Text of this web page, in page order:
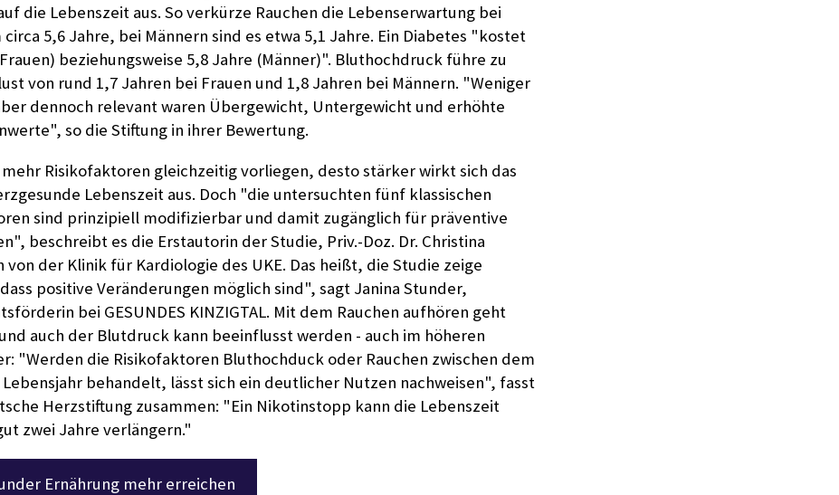
die Lebenszeit aus. So verkürze Rauchen die Lebenserwartung bei
circa 5,6 Jahre, bei Männern sind es etwa 5,1 Jahre. Ein Diabetes "kostet
beziehungsweise 5,8 Jahre (Männer)". Bluthochdruck führe zu
von rund 1,7 Jahren bei Frauen und 1,8 Jahren bei Männern. "Weniger
dennoch relevant waren Übergewicht, Untergewicht und erhöhte
so die Stiftung in ihrer Bewertung.
mehr Risikofaktoren gleichzeitig vorliegen, desto stärker wirkt sich das
Lebenszeit aus. Doch "die untersuchten fünf klassischen
sind prinzipiell modifizierbar und damit zugänglich für präventive
beschreibt es die Erstautorin der Studie, Priv.-Doz. Dr. Christina
von der Klinik für Kardiologie des UKE. Das heißt, die Studie zeige
positive Veränderungen möglich sind", sagt Janina Stunder,
bei GESUNDES KINZIGTAL. Mit dem Rauchen aufhören geht
auch der Blutdruck kann beeinflusst werden - auch im höheren
"Werden die Risikofaktoren Bluthochduck oder Rauchen zwischen dem
Lebensjahr behandelt, lässt sich ein deutlicher Nutzen nachweisen", fasst
Herzstiftung zusammen: "Ein Nikotinstopp kann die Lebenszeit
zwei Jahre verlängern."
Ernährung mehr erreichen